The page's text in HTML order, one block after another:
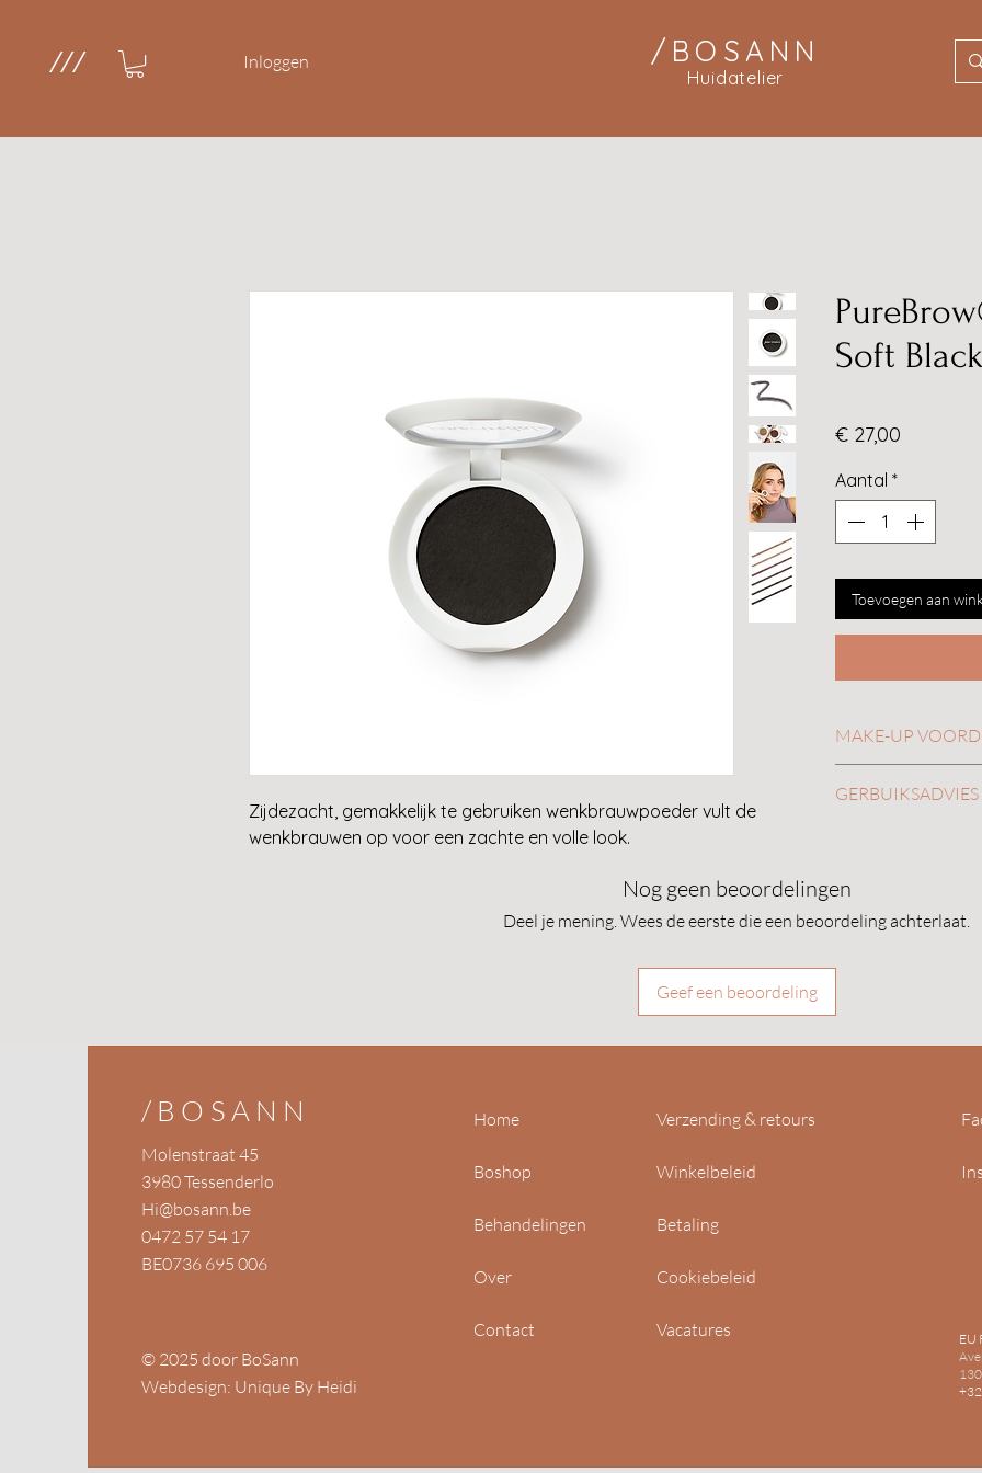
/// Inloggen /BOSANN
Huidatelier
Zijdezacht, gemakkelijk te gebruiken wenkbrauwpoeder vult de
wenkbrauwen op voor een zachte en volle look.
Soft Black
€ 27,00
Aantal *
Toevoegen aan
MAKE-UP
Zacht,
effect.
• Creëert een
lijnen of schaduw.
• Verkrijgbaar in 6
GERBUIKSADVIES
Brush
en vul de
verspreiden en de
Nog geen beoordelingen
Deel je mening. Wees de eerste die een beoordeling achterlaat.
Geef een beoordeling
/BOSANN
Molenstraat 45
3980 Tessenderlo
Hi@bosann.be
0472 57 54 17
BE0736 695 006
© 2025 door BoSann
Webdesign: Unique By Heidi
Home
Boshop
Behandelingen
Over
Contact
Verzending & retours
Winkelbeleid
Betaling
Cookiebeleid
Vacatures
EU